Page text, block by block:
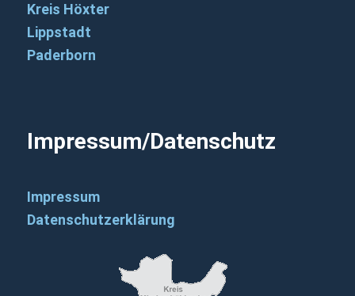
Kreis Höxter
Lippstadt
Paderborn
Impressum/Datenschutz
Impressum
Datenschutzerklärung